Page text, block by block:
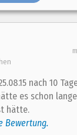
nach 10
es schon
hätte.
Bewertung.